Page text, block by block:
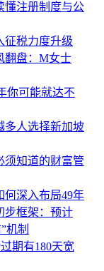
懂注册制度与公
征税力度升级
翻盘：M女士
你可能就达不
多人选择新加坡
须知道的财富管
何深入布局49年
步框架：预计
机制
期有180天宽